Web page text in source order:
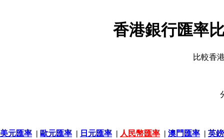
香港銀行匯率
比較香
美元匯率 | 歐元匯率 | 日元匯率 | 人民幣匯率 | 澳門匯率 | 英